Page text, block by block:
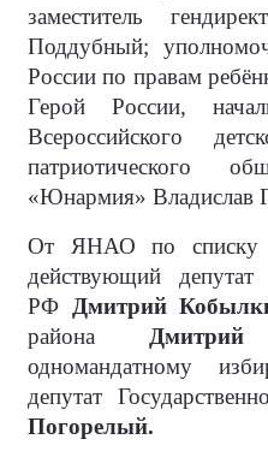
заместитель
Поддубный;
России по правам
Герой России,
Всероссийского
патриотического
«Юнармия» Владислав
От ЯНАО по списку
действующий
РФ
Дмитрий
района
одномандатному
депутат
Погорелый.